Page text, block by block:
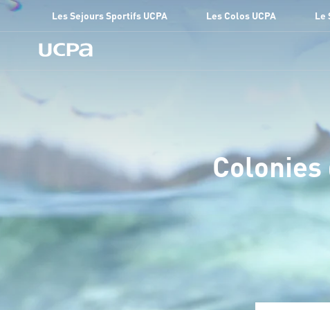
Les Sejours Sportifs UCPA Les Colos UCPA Le
Colonies